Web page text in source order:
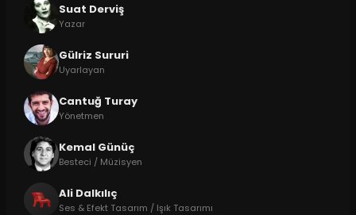
Suat Derviş
Yazar
Gülriz Sururi
Uyarlayan
Cantuğ Turay
Yönetmen
Kemal Günüç
Besteci / Müzisyen
Ali Dalkılıç
Ses & Efekt Tasarım / Işık Tasarımı